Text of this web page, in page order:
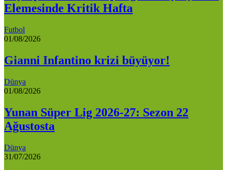
Elemesinde Kritik Hafta
Futbol
01/08/2026
Gianni Infantino krizi büyüyor!
Dünya
01/08/2026
Yunan Süper Lig 2026-27: Sezon 22
Ağustosta
Dünya
31/07/2026